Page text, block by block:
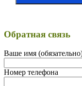
Обратная связь
Ваше имя
Номер телефона